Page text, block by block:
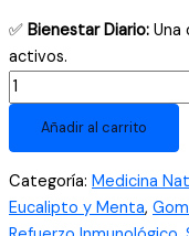
✅ Bienestar Diario: Una
activos.
Gomitas
con
Propóleo
Eucalipto
Sottcor
Añadir al carrito
Categoría: Medicina
Eucalipto y Menta,